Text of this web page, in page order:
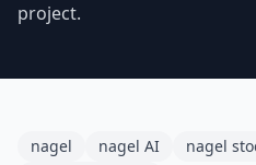
project.
nagel nagel AI nagel